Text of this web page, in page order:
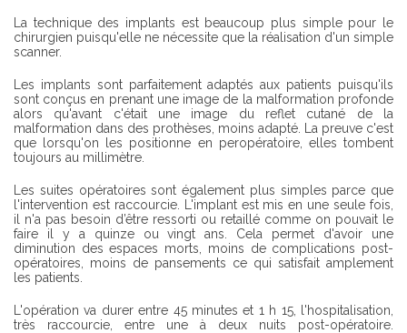
La technique des implants est beaucoup plus simple pour le
chirurgien puisqu'elle ne nécessite que la réalisation d'un simple
scanner.
Les implants sont parfaitement adaptés aux patients puisqu'ils
sont conçus en prenant une image de la malformation profonde
alors qu'avant c'était une image du reflet cutané de la
malformation dans des prothèses, moins adapté. La preuve c'est
que lorsqu'on les positionne en peropératoire, elles tombent
toujours au millimètre.
Les suites opératoires sont également plus simples parce que
l'intervention est raccourcie. L'implant est mis en une seule fois,
il n'a pas besoin d’être ressorti ou retaillé comme on pouvait le
faire il y a quinze ou vingt ans. Cela permet d'avoir une
diminution des espaces morts, moins de complications post-
opératoires, moins de pansements ce qui satisfait amplement
les patients.
L'opération va durer entre 45 minutes et 1 h 15, l'hospitalisation,
très raccourcie, entre une à deux nuits post-opératoire.